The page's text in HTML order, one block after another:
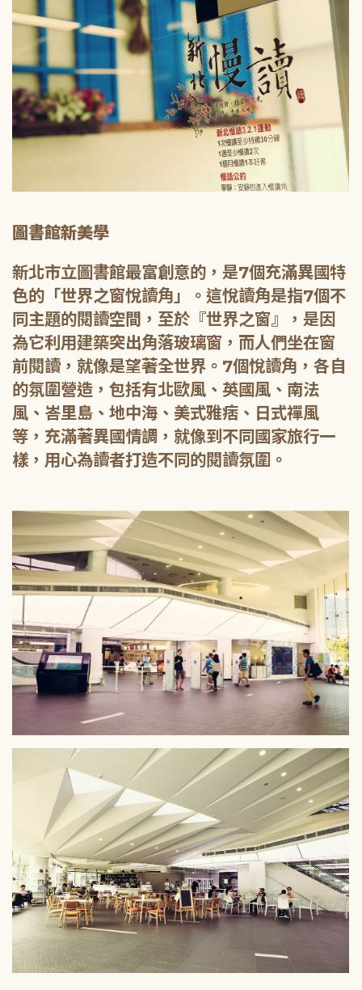
圖書館新美學
新北市立圖書館最富創意的，是7個充滿異國特
色的「世界之窗悅讀角」。這悅讀角是指7個不
同主題的閱讀空間，至於『世界之窗』，是因
為它利用建築突出角落玻璃窗，而人們坐在窗
前閱讀，就像是望著全世界。7個悅讀角，各自
的氛圍營造，包括有北歐風、英國風、南法
風、峇里島、地中海、美式雅痞、日式禪風
等，充滿著異國情調，就像到不同國家旅行一
樣，用心為讀者打造不同的閱讀氛圍。